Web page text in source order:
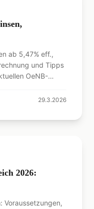
ab 5,47% eff.,
und Tipps
OeNB-
29.3.2026
2026:
Voraussetzungen,